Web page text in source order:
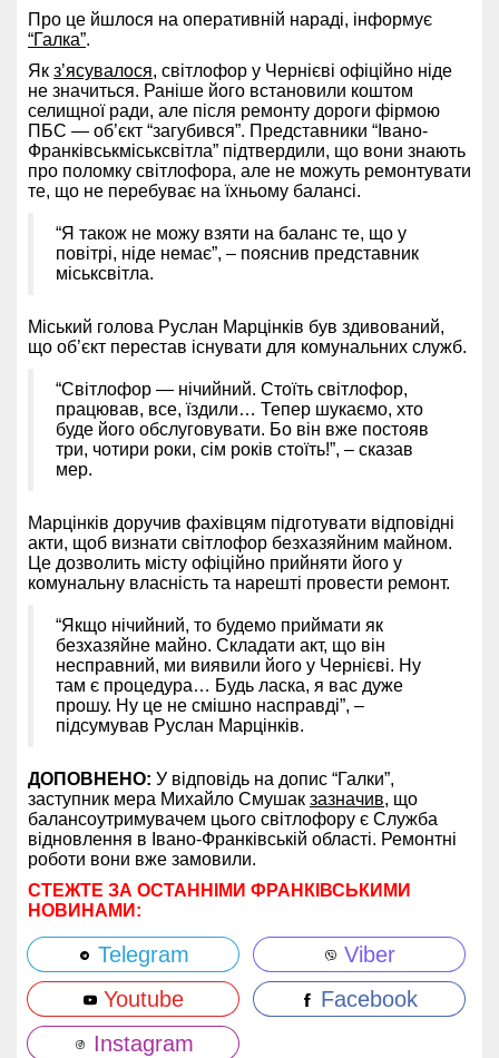
Про це йшлося на оперативній нараді, інформує
“Галка”.
Як з’ясувалося, світлофор у Чернієві офіційно ніде
не значиться. Раніше його встановили коштом
селищної ради, але після ремонту дороги фірмою
ПБС — об’єкт “загубився”. Представники “Івано-
Франківськміськсвітла” підтвердили, що вони знають
про поломку світлофора, але не можуть ремонтувати
те, що не перебуває на їхньому балансі.
“Я також не можу взяти на баланс те, що у
повітрі, ніде немає”, – пояснив представник
міськсвітла.
Міський голова Руслан Марцінків був здивований,
що об’єкт перестав існувати для комунальних служб.
“Світлофор — нічийний. Стоїть світлофор,
працював, все, їздили… Тепер шукаємо, хто
буде його обслуговувати. Бо він вже постояв
три, чотири роки, сім років стоїть!”, – сказав
мер.
Марцінків доручив фахівцям підготувати відповідні
акти, щоб визнати світлофор безхазяйним майном.
Це дозволить місту офіційно прийняти його у
комунальну власність та нарешті провести ремонт.
“Якщо нічийний, то будемо приймати як
безхазяйне майно. Складати акт, що він
несправний, ми виявили його у Чернієві. Ну
там є процедура… Будь ласка, я вас дуже
прошу. Ну це не смішно насправді”, –
підсумував Руслан Марцінків.
ДОПОВНЕНО: У відповідь на допис “Галки”,
заступник мера Михайло Смушак зазначив, що
балансоутримувачем цього світлофору є Служба
відновлення в Івано-Франківській області. Ремонтні
роботи вони вже замовили.
СТЕЖТЕ ЗА ОСТАННІМИ ФРАНКІВСЬКИМИ
НОВИНАМИ:
Telegram
Viber
Youtube
Facebook
Instagram